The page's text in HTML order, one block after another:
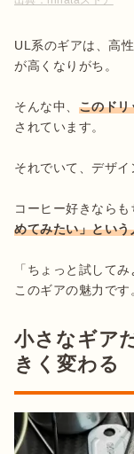
UL系のギアは、高
が高くなりがち。
そんな中、 このド
されています。
それでいて、デザイ
コーヒー好きなら
めてみたい」とい
「ちょっと試して
このギアの魅力です
小さなギア
きく変わる